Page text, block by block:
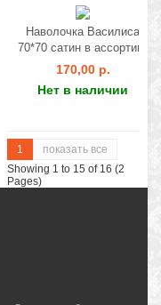
Наволочка Василиса
70*70 сатин в ассортим.
170,00 р.
Нет в наличии
1
показать все
Showing 1 to 15 of 16 (2
Pages)